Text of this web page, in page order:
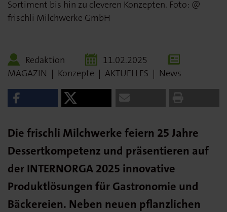
Sortiment bis hin zu cleveren Konzepten. Foto: @
frischli Milchwerke GmbH
Redaktion
11.02.2025
MAGAZIN | Konzepte | AKTUELLES | News
Die frischli Milchwerke feiern 25 Jahre
Dessertkompetenz und präsentieren auf
der INTERNORGA 2025 innovative
Produktlösungen für Gastronomie und
Bäckereien. Neben neuen pflanzlichen